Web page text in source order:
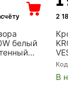
белый
2
В